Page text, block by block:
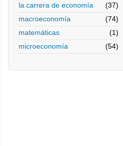
la carrera de economía
(37)
macroeconomía
(74)
matemáticas
(1)
microeconomía
(54)